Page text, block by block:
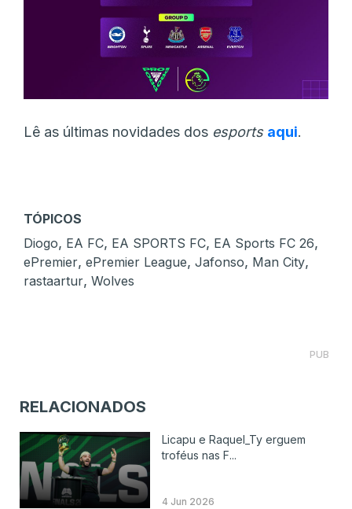
Lê as últimas novidades dos esports aqui.
TÓPICOS
Diogo, EA FC, EA SPORTS FC, EA Sports FC 26,
ePremier, ePremier League, Jafonso, Man City,
rastaartur, Wolves
PUB
RELACIONADOS
Licapu e Raquel_Ty erguem
troféus nas F...
4 Jun 2026